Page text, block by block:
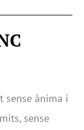
sense ànima i
sense